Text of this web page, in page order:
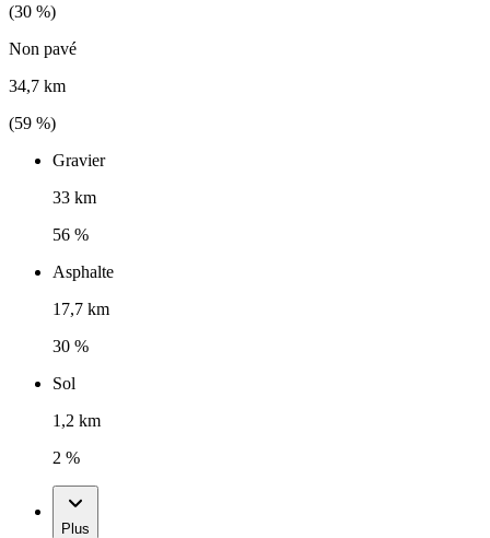
(30 %)
Non pavé
34,7 km
(59 %)
Gravier
33 km
56 %
Asphalte
17,7 km
30 %
Sol
1,2 km
2 %
Plus